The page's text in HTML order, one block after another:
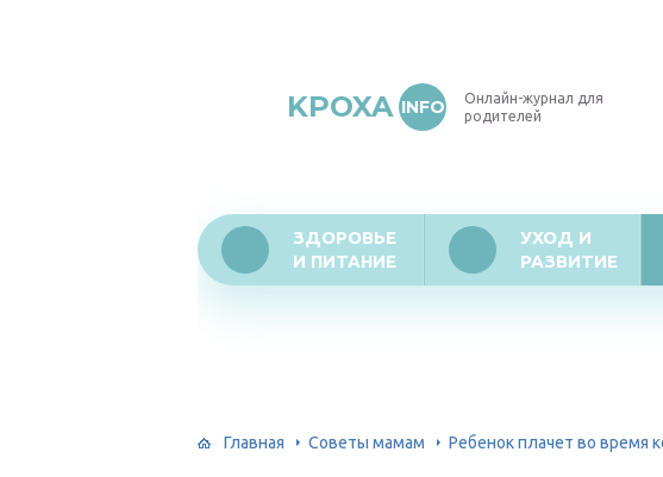
KPOXA INFO
Онлайн-журнал для
родителей
ЗДОРОВЬЕ
И ПИТАНИЕ
УХОД И
РАЗВИТИЕ
Главная Советы мамам Ребенок плачет во время